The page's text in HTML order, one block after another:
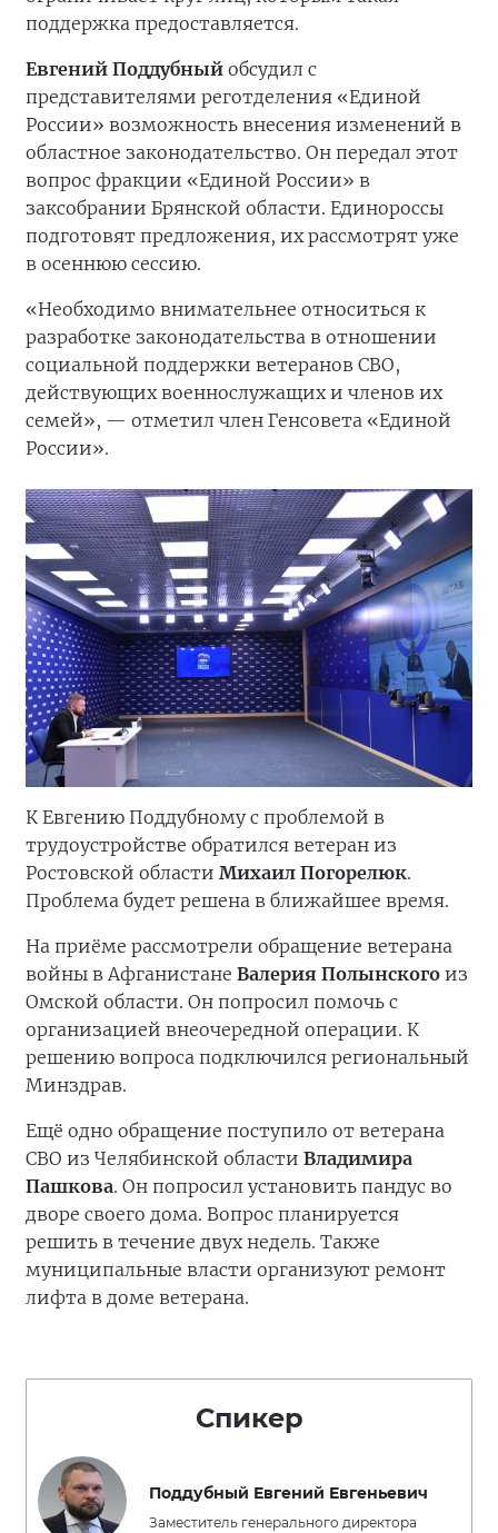
поддержка предоставляется.
Евгений Поддубный обсудил с
представителями реготделения «Единой
России» возможность внесения изменений в
областное законодательство. Он передал этот
вопрос фракции «Единой России» в
заксобрании Брянской области. Единороссы
подготовят предложения, их рассмотрят уже
в осеннюю сессию.
«Необходимо внимательнее относиться к
разработке законодательства в отношении
социальной поддержки ветеранов СВО,
действующих военнослужащих и членов их
семей», — отметил член Генсовета «Единой
России».
К Евгению Поддубному с проблемой в
трудоустройстве обратился ветеран из
Ростовской области Михаил Погорелюк.
Проблема будет решена в ближайшее время.
На приёме рассмотрели обращение ветерана
войны в Афганистане Валерия Полынского из
Омской области. Он попросил помочь с
организацией внеочередной операции. К
решению вопроса подключился региональный
Минздрав.
Ещё одно обращение поступило от ветерана
СВО из Челябинской области Владимира
Пашкова. Он попросил установить пандус во
дворе своего дома. Вопрос планируется
решить в течение двух недель. Также
муниципальные власти организуют ремонт
лифта в доме ветерана.
Спикер
Поддубный Евгений Евгеньевич
Заместитель генерального директора